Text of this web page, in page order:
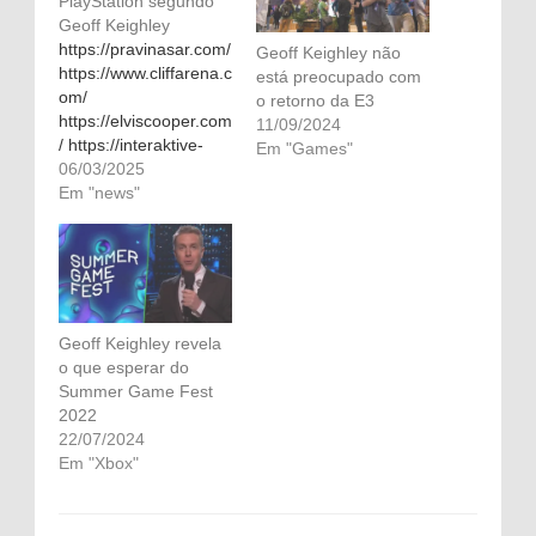
Geoff Keighley
https://pravinasar.com/
https://www.cliffarena.c
om/
https://elviscooper.com
/ https://interaktive-
panoramen.net/
https://psgpe.com/
m/
https://kostadinovlaw.c
om/
https://art.stellamarisa
cademy.org/
https://www.margunns
ol.no/
https://stellarastrology.i
n/
https://ms.stellamarisa
06/03/2025
Em "news"
Geoff Keighley não
está preocupado com
o retorno da E3
11/09/2024
Em "Games"
Geoff Keighley revela
o que esperar do
Summer Game Fest
2022
22/07/2024
Em "Xbox"